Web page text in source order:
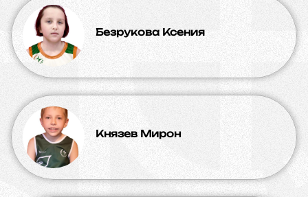
Безрукова Ксения
Князев Мирон